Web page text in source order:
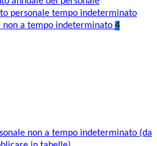
personale tempo indeterminato
non a tempo indeterminato 4
non a tempo indeterminato (da